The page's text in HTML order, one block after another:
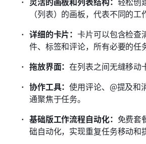
（列表）的画板，代表不同的工
详细的卡片：卡片可以包含检查
件、标签和评论，所有必要的任
拖放界面：在列表之间无缝移动
协作工具：使用评论、@提及和
通聚焦于任务。
基础版工作流程自动化： 免费套
础自动化，实现重复任务移动和